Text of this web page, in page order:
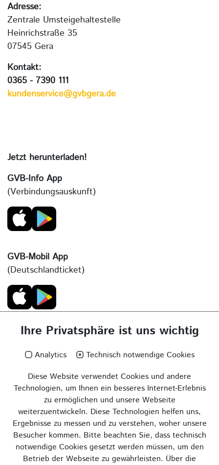
Adresse:
Zentrale Umsteigehaltestelle
Heinrichstraße 35
07545 Gera
Kontakt:
0365 - 7390 111
kundenservice@gvbgera.de
Jetzt herunterladen!
GVB-Info App
(Verbindungsauskunft)
GVB-Mobil App
(Deutschlandticket)
Ihre Privatsphäre ist uns wichtig
Analytics
Technisch notwendige Cookies
Diese Website verwendet Cookies und andere
Technologien, um Ihnen ein besseres Internet-Erlebnis
zu ermöglichen und unsere Webseite
weiterzuentwickeln. Diese Technologien helfen uns,
Ergebnisse zu messen und zu verstehen, woher unsere
Besucher kommen. Bitte beachten Sie, dass technisch
notwendige Cookies gesetzt werden müssen, um den
Betrieb der Webseite zu gewährleisten. Über die